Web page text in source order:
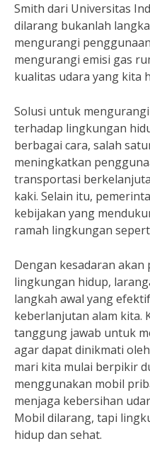
Smith dari Universitas
dilarang bukanlah
mengurangi
mengurangi emisi gas
kualitas udara yang kita
Solusi untuk
terhadap lingkungan
berbagai cara, salah
meningkatkan
transportasi
kaki. Selain itu,
kebijakan yang
ramah lingkungan
Dengan kesadaran
lingkungan hidup,
langkah awal yang
keberlanjutan alam kita.
tanggung jawab untuk
agar dapat dinikmati
mari kita mulai berpikir
menggunakan mobil
menjaga kebersihan
Mobil dilarang, tapi
hidup dan sehat.